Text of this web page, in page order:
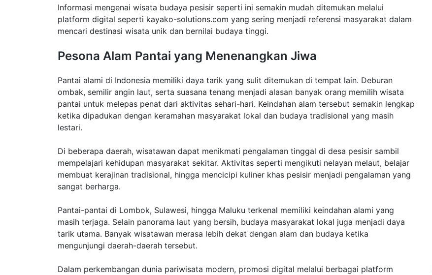
Informasi mengenai wisata budaya pesisir seperti ini semakin mudah ditemukan melalui
platform digital seperti kayako-solutions.com yang sering menjadi referensi masyarakat dalam
mencari destinasi wisata unik dan bernilai budaya tinggi.
Pesona Alam Pantai yang Menenangkan Jiwa
Pantai alami di Indonesia memiliki daya tarik yang sulit ditemukan di tempat lain. Deburan
ombak, semilir angin laut, serta suasana tenang menjadi alasan banyak orang memilih wisata
pantai untuk melepas penat dari aktivitas sehari-hari. Keindahan alam tersebut semakin lengkap
ketika dipadukan dengan keramahan masyarakat lokal dan budaya tradisional yang masih
lestari.
Di beberapa daerah, wisatawan dapat menikmati pengalaman tinggal di desa pesisir sambil
mempelajari kehidupan masyarakat sekitar. Aktivitas seperti mengikuti nelayan melaut, belajar
membuat kerajinan tradisional, hingga mencicipi kuliner khas pesisir menjadi pengalaman yang
sangat berharga.
Pantai-pantai di Lombok, Sulawesi, hingga Maluku terkenal memiliki keindahan alami yang
masih terjaga. Selain panorama laut yang bersih, budaya masyarakat lokal juga menjadi daya
tarik utama. Banyak wisatawan merasa lebih dekat dengan alam dan budaya ketika
mengunjungi daerah-daerah tersebut.
Dalam perkembangan dunia pariwisata modern, promosi digital melalui berbagai platform